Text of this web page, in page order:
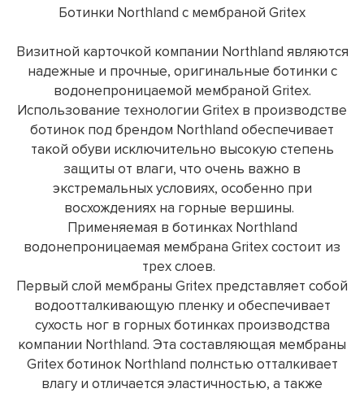
Ботинки Northland с мембраной Gritex
Визитной карточкой компании Northland являются
надежные и прочные, оригинальные ботинки с
водонепроницаемой мембраной Gritex.
Использование технологии Gritex в производстве
ботинок под брендом Northland обеспечивает
такой обуви исключительно высокую степень
защиты от влаги, что очень важно в
экстремальных условиях, особенно при
восхождениях на горные вершины.
Применяемая в ботинках Northland
водонепроницаемая мембрана Gritex состоит из
трех слоев.
Первый слой мембраны Gritex представляет собой
водоотталкивающую пленку и обеспечивает
сухость ног в горных ботинках производства
компании Northland. Эта составляющая мембраны
Gritex ботинок Northland полнстью отталкивает
влагу и отличается эластичностью, а также